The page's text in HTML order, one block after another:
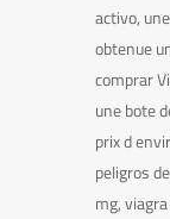
activo,
obtenue
comprar
une bote
prix d
peligros
mg,